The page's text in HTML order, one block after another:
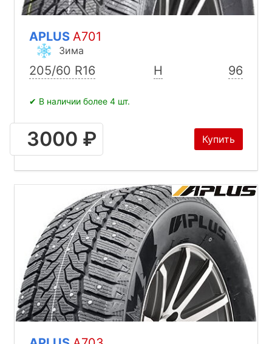
APLUS A701
Зима
205/60 R16 H 96
✔ В наличии более 4 шт.
3000 ₽ Купить